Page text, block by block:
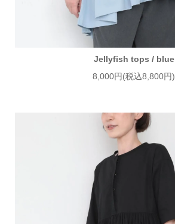
Jellyfish tops / blue
8,000円(税込8,800円)